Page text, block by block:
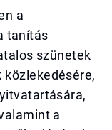
a
tanítás
szünetek
közlekedésére,
a